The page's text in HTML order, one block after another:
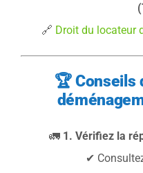
🔗 Droit du locateur
🏆Conseils
🚛 1. Vérifiez la
✔